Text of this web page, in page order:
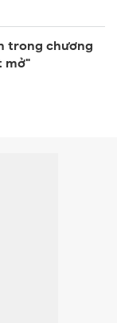
trong chương
mở"